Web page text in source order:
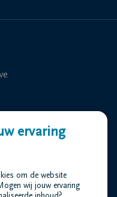
ervaring
om de website
wij jouw ervaring